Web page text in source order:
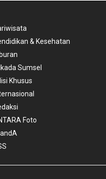
& Kesehatan
Sumsel
Khusus
Foto